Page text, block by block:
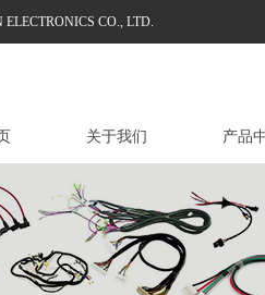
CO., LTD.
关于我们 产品